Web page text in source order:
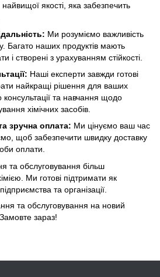
найвищої якості, яка забезпечить
Ми розуміємо важливість
Багато наших продуктів мають
і створені з урахуванням стійкості.
Наші експерти завжди готові
найкращі рішення для ваших
та навчання щодо
хімічних засобів.
зручна оплата: Ми цінуємо ваш час
щоб забезпечити швидку доставку
оплати.
та обслуговування більш
Ми готові підтримати як
та організації.
та обслуговування на новий
зараз!